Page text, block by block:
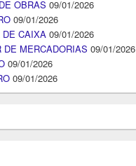
OBRAS 09/01/2026
09/01/2026
DE CAIXA 09/01/2026
DE MERCADORIAS 09/01/2026
09/01/2026
09/01/2026